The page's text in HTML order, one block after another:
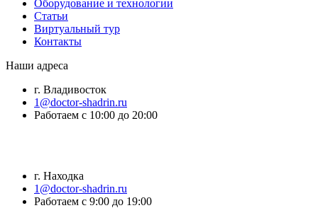
Оборудование и технологии
Статьи
Виртуальный тур
Контакты
Наши адреса
г. Владивосток
1@doctor-shadrin.ru
Работаем с 10:00 до 20:00
г. Находка
1@doctor-shadrin.ru
Работаем с 9:00 до 19:00